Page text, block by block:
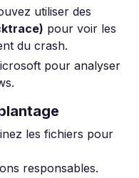
utiliser des
pour voir les
du crash.
pour analyser
les fichiers pour
responsables.